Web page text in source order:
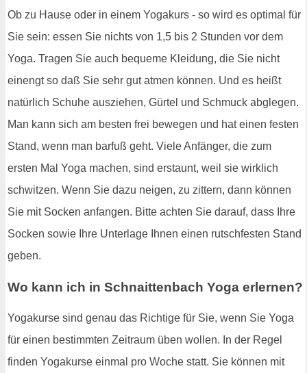
Ob zu Hause oder in einem Yogakurs - so wird es optimal für
Sie sein: essen Sie nichts von 1,5 bis 2 Stunden vor dem
Yoga. Tragen Sie auch bequeme Kleidung, die Sie nicht
einengt so daß Sie sehr gut atmen können. Und es heißt
natürlich Schuhe ausziehen, Gürtel und Schmuck abglegen.
Man kann sich am besten frei bewegen und hat einen festen
Stand, wenn man barfuß geht. Viele Anfänger, die zum
ersten Mal Yoga machen, sind erstaunt, weil sie wirklich
schwitzen. Wenn Sie dazu neigen, zu zittern, dann können
Sie mit Socken anfangen. Bitte achten Sie darauf, dass Ihre
Socken sowie Ihre Unterlage Ihnen einen rutschfesten Stand
geben.
Wo kann ich in Schnaittenbach Yoga erlernen?
Yogakurse sind genau das Richtige für Sie, wenn Sie Yoga
für einen bestimmten Zeitraum üben wollen. In der Regel
finden Yogakurse einmal pro Woche statt. Sie können mit